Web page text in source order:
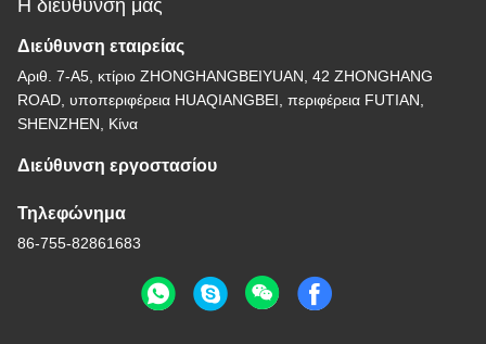
Η διεύθυνσή μας
Διεύθυνση εταιρείας
Αριθ. 7-Α5, κτίριο ZHONGHANGBEIYUAN, 42 ZHONGHANG
ROAD, υποπεριφέρεια HUAQIANGBEI, περιφέρεια FUTIAN,
SHENZHEN, Κίνα
Διεύθυνση εργοστασίου
Τηλεφώνημα
86-755-82861683